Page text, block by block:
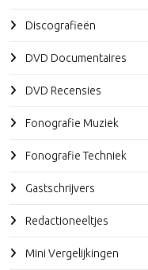
Discografieën
DVD Documentaires
DVD Recensies
Fonografie Muziek
Fonografie Techniek
Gastschrijvers
Redactioneeltjes
Mini Vergelijkingen